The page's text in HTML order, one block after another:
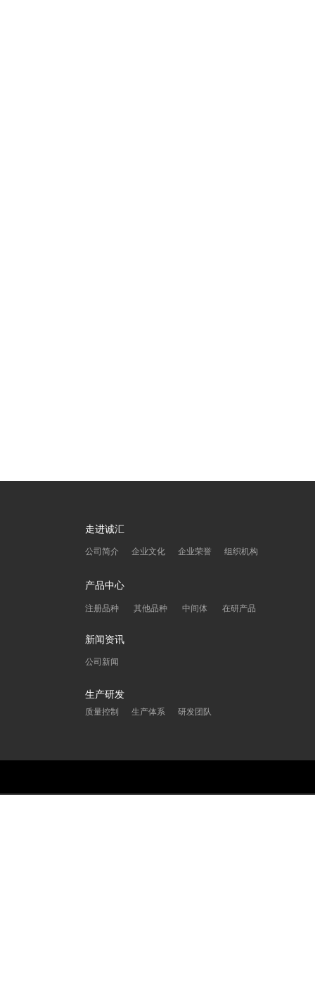
新闻资讯
注册品种 其他品种 中间体 在研产品
公司新闻
走进诚汇
产品中心
生产研发
质量控制 生产体系 研发团队
公司简介 企业文化 企业荣誉 组织机构